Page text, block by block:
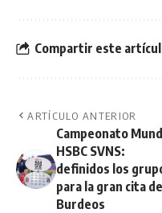
Compartir este
ARTÍCULO ANTERIOR
Campeonato
HSBC SVNS:
definidos los
para la gran cita de
Burdeos